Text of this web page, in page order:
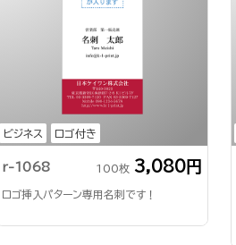
ビジネス ロゴ付き
r-1068 100枚 3,080円
ロゴ挿入パターン専用名刺です！